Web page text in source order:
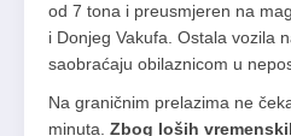
od 7 tona i preusmjeren na
i Donjeg Vakufa. Ostala vozila
saobraćaju obilaznicom u
Na graničnim prelazima ne
minuta. Zbog loših